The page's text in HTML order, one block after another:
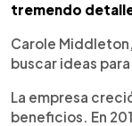
tremendo
Carole
buscar ideas
La empresa
beneficios. En